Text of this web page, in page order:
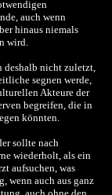
auch wenn
hinaus niemals
wird.
deshalb nicht zuletzt,
segnen werde,
Akteure der
begreifen, die in
könnten.
sollte nach
wiederholt, als ein
aufsuchen, was
wenn auch aus ganz